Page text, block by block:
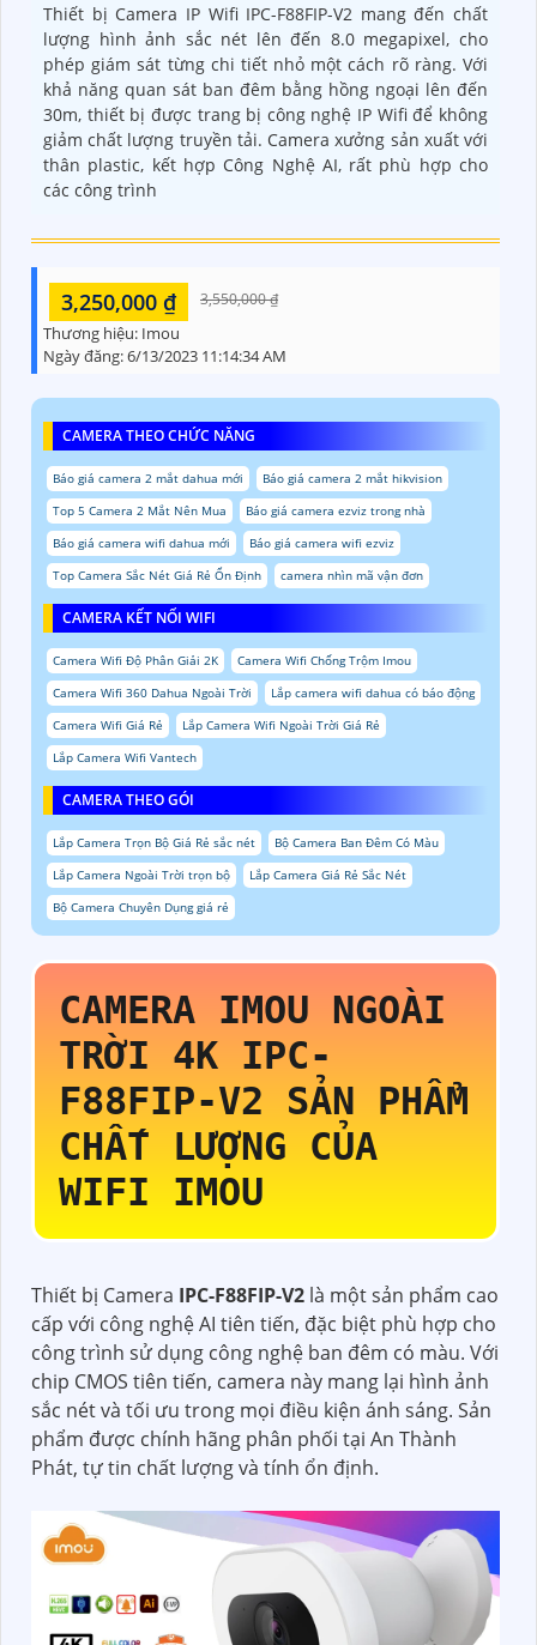
Thiết bị Camera IP Wifi IPC-F88FIP-V2 mang đến chất
lượng hình ảnh sắc nét lên đến 8.0 megapixel, cho
phép giám sát từng chi tiết nhỏ một cách rõ ràng. Với
khả năng quan sát ban đêm bằng hồng ngoại lên đến
30m, thiết bị được trang bị công nghệ IP Wifi để không
giảm chất lượng truyền tải. Camera xưởng sản xuất với
thân plastic, kết hợp Công Nghệ AI, rất phù hợp cho
các công trình
3,250,000 ₫ 3,550,000 ₫
Thương hiệu: Imou
Ngày đăng:6/13/2023 11:14:34 AM
CAMERA THEO CHỨC NĂNG
Báo giá camera 2 mắt dahua mới
Báo giá camera 2 mắt hikvision
Top 5 Camera 2 Mắt Nên Mua
Báo giá camera ezviz trong nhà
Báo giá camera wifi dahua mới
Báo giá camera wifi ezviz
Top Camera Sắc Nét Giá Rẻ Ổn Định
camera nhìn mã vận đơn
CAMERA KẾT NỐI WIFI
Camera Wifi Độ Phân Giải 2K
Camera Wifi Chống Trộm Imou
Camera Wifi 360 Dahua Ngoài Trời
Lắp camera wifi dahua có báo động
Camera Wifi Giá Rẻ
Lắp Camera Wifi Ngoài Trời Giá Rẻ
Lắp Camera Wifi Vantech
CAMERA THEO GÓI
Lắp Camera Trọn Bộ Giá Rẻ sắc nét
Bộ Camera Ban Đêm Có Màu
Lắp Camera Ngoài Trời trọn bộ
Lắp Camera Giá Rẻ Sắc Nét
Bộ Camera Chuyên Dụng giá rẻ
CAMERA IMOU NGOÀI
TRỜI 4K IPC-
F88FIP-V2 SẢN PHẨM
CHẤT LƯỢNG CỦA
WIFI IMOU
Thiết bị Camera IPC-F88FIP-V2 là một sản phẩm cao
cấp với công nghệ AI tiên tiến, đặc biệt phù hợp cho
công trình sử dụng công nghệ ban đêm có màu. Với
chip CMOS tiên tiến, camera này mang lại hình ảnh
sắc nét và tối ưu trong mọi điều kiện ánh sáng. Sản
phẩm được chính hãng phân phối tại An Thành
Phát, tự tin chất lượng và tính ổn định.